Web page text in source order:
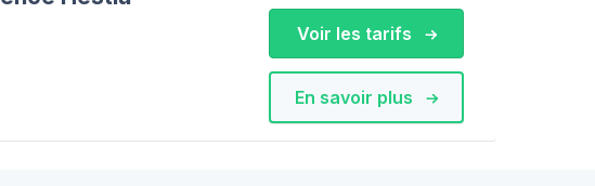
En savoir plus
Voir les tarifs